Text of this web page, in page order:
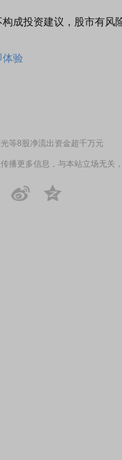
投资建议，股市有风险
体验
等8股净流出资金超千万元
播更多信息，与本站立场无关
：从基础认知到特色品种